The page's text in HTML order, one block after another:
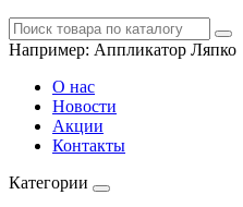
Например: Аппликатор Ляпко
О нас
Новости
Акции
Контакты
Категории